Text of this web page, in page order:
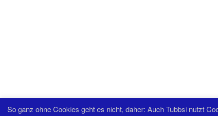
So ganz ohne Cookies geht es nicht, daher: Auch Tubbsi nutzt